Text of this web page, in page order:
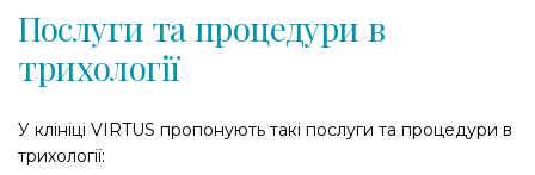
Послуги та процедури в
трихології
У клініці VIRTUS пропонують такі послуги та процедури в
трихології: